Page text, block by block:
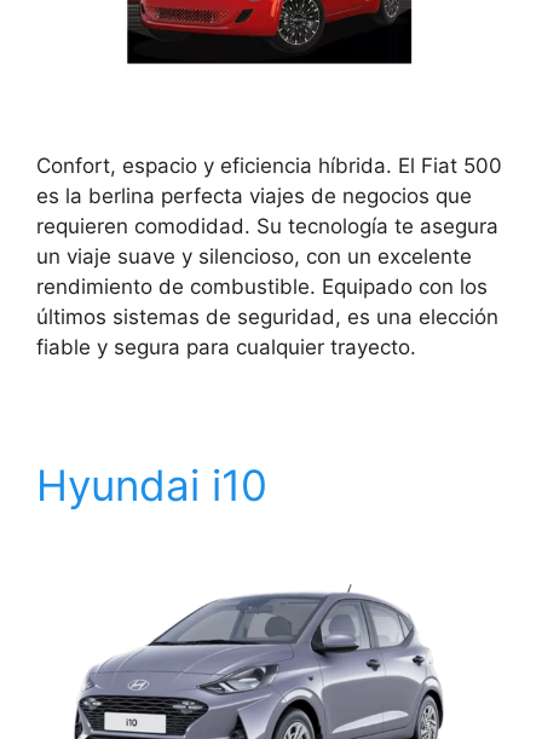
Confort, espacio y eficiencia híbrida. El Fiat 500
es la berlina perfecta viajes de negocios que
requieren comodidad. Su tecnología te asegura
un viaje suave y silencioso, con un excelente
rendimiento de combustible. Equipado con los
últimos sistemas de seguridad, es una elección
fiable y segura para cualquier trayecto.
Hyundai i10